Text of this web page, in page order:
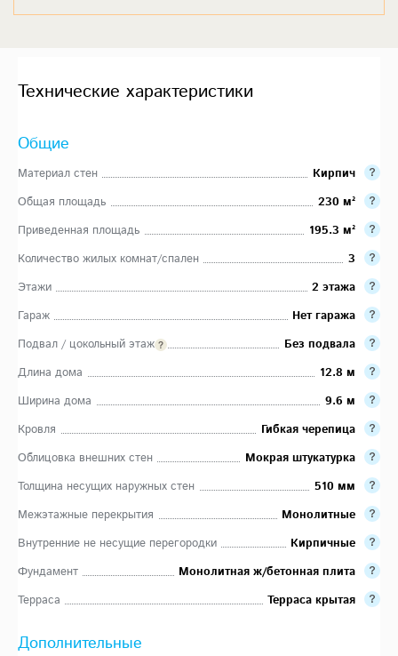
Технические характеристики
Общие
Материал стен
Кирпич
Общая площадь
230 м²
Приведенная площадь
195.3 м²
Количество жилых комнат/спален
3
Этажи
2 этажа
Гараж
Нет гаража
Подвал / цокольный этаж
Без подвала
Длина дома
12.8 м
Ширина дома
9.6 м
Кровля
Гибкая черепица
Облицовка внешних стен
Мокрая штукатурка
Толщина несущих наружных стен
510 мм
Межэтажные перекрытия
Монолитные
Внутренние не несущие перегородки
Кирпичные
Фундамент
Монолитная ж/бетонная плита
Терраса
Терраса крытая
Дополнительные